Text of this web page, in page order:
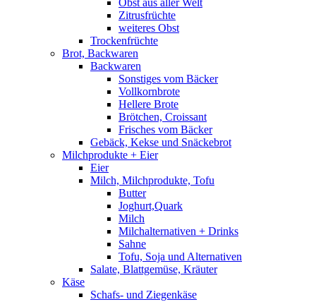
Obst aus aller Welt
Zitrusfrüchte
weiteres Obst
Trockenfrüchte
Brot, Backwaren
Backwaren
Sonstiges vom Bäcker
Vollkornbrote
Hellere Brote
Brötchen, Croissant
Frisches vom Bäcker
Gebäck, Kekse und Snäckebrot
Milchprodukte + Eier
Eier
Milch, Milchprodukte, Tofu
Butter
Joghurt,Quark
Milch
Milchalternativen + Drinks
Sahne
Tofu, Soja und Alternativen
Salate, Blattgemüse, Kräuter
Käse
Schafs- und Ziegenkäse